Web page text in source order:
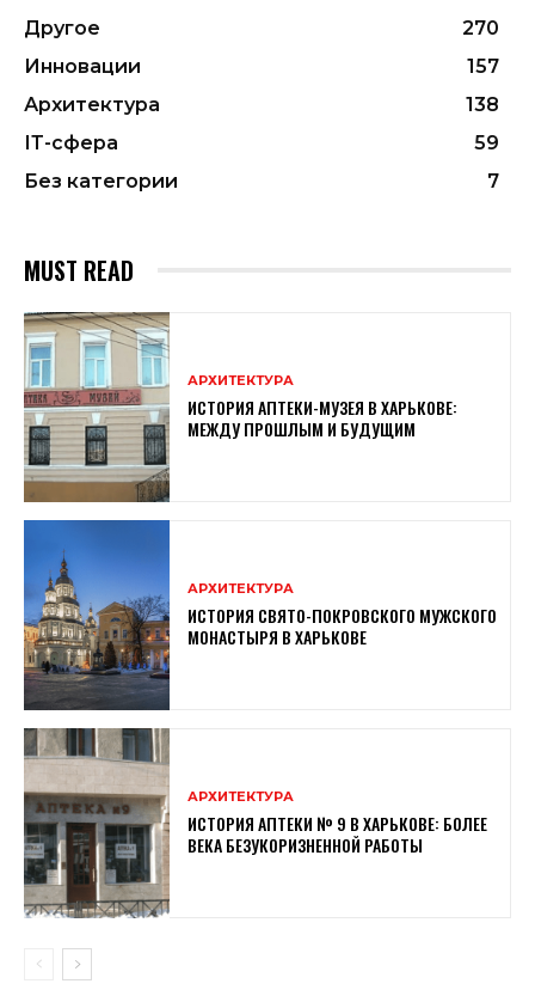
Другое
270
Инновации
157
Архитектура
138
ІТ-сфера
59
Без категории
7
MUST READ
АРХИТЕКТУРА
ИСТОРИЯ АПТЕКИ-МУЗЕЯ В ХАРЬКОВЕ:
МЕЖДУ ПРОШЛЫМ И БУДУЩИМ
АРХИТЕКТУРА
ИСТОРИЯ СВЯТО-ПОКРОВСКОГО МУЖСКОГО
МОНАСТЫРЯ В ХАРЬКОВЕ
АРХИТЕКТУРА
ИСТОРИЯ АПТЕКИ № 9 В ХАРЬКОВЕ: БОЛЕЕ
ВЕКА БЕЗУКОРИЗНЕННОЙ РАБОТЫ